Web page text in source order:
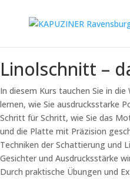
Linolschnitt –
In diesem Kurs tauchen Sie in
lernen, wie Sie ausdrucksstarke
Schritt für Schritt, wie Sie das
und die Platte mit Präzision
Techniken der Schattierung und
Gesichter und Ausdrucksstärke
Durch praktische Übungen und